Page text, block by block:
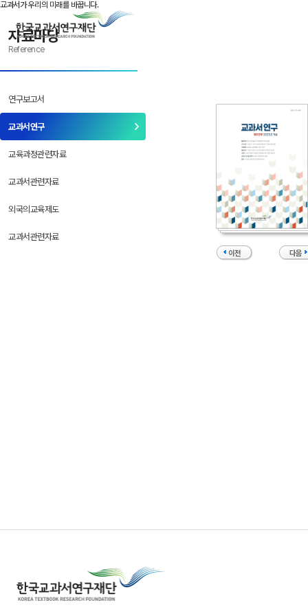
본문으로 바로 가기
반복메뉴로 가기
하위메뉴로 가기
교과서가 우리의 미래를 바꿉니다.
자료마당
Reference
연구보고서
교과서연구
교육과정관련자료
교과서관련자료
외국의교육제도
교과서관련자료
이전 다음